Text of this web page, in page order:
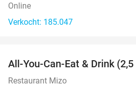
Online
Verkocht: 185.047
All-You-Can-Eat & Drink (2,5
Restaurant Mizo